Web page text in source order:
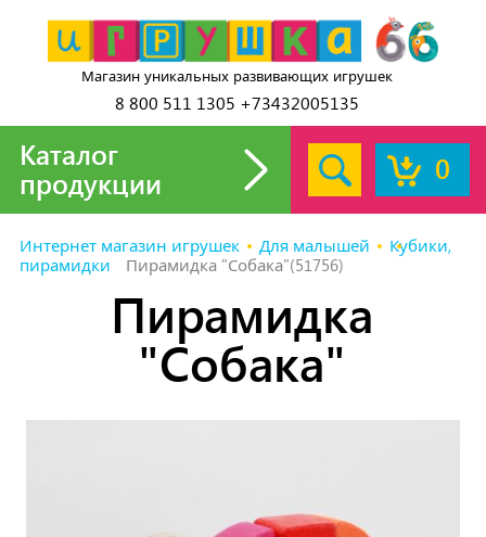
Магазин уникальных развивающих игрушек
8 800 511 1305 +73432005135
0
Каталог
продукции
Интернет магазин игрушек Для малышей
Кубики,
пирамидки
Пирамидка "Собака"(51756)
Пирамидка
"Собака"